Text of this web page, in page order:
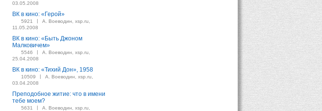
03.05.2008
ВК в кино: «Герой»
5921 |
А. Воеводин, xsp.ru,
11.05.2008
ВК в кино: «Быть Джоном
Малковичем»
5546 |
А. Воеводин, xsp.ru,
25.04.2008
ВК в кино: «Тихий Дон», 1958
10509 |
А. Воеводин, xsp.ru,
03.04.2008
Преподобное житие: что в имени
тебе моем?
5631 |
А. Воеводин, xsp.ru,